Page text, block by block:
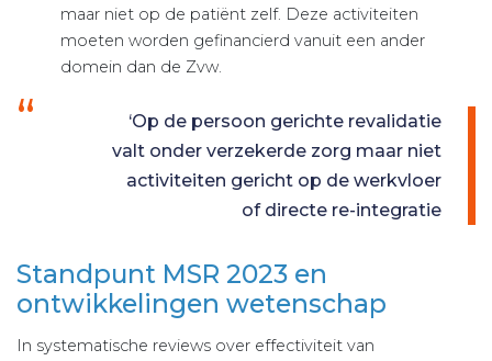
maar niet op de patiënt zelf. Deze activiteiten
moeten worden gefinancierd vanuit een ander
domein dan de Zvw.
‘Op de persoon gerichte revalidatie
valt onder verzekerde zorg maar niet
activiteiten gericht op de werkvloer
of directe re-integratie
Standpunt MSR 2023 en
ontwikkelingen wetenschap
In systematische reviews over effectiviteit van